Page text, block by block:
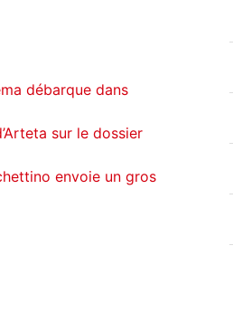
débarque dans
sur le dossier
envoie un gros